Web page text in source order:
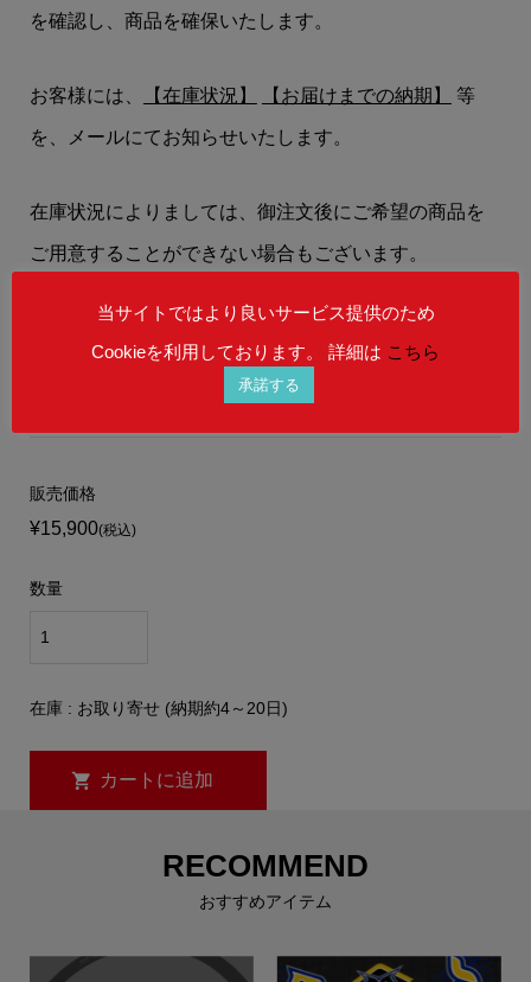
を確認し、商品を確保いたします。
お客様には、 【在庫状況】 【お届けまでの納期】 等
を、メールにてお知らせいたします。
在庫状況によりましては、御注文後にご希望の商品を
ご用意することができない場合もございます。
販売価格
¥15,900(税込)
数量
在庫 : お取り寄せ (納期約4～20日)
RECOMMEND
おすすめアイテム
当サイトではより良いサービス提供のため
Cookieを利用しております。 詳細は こちら
承諾する